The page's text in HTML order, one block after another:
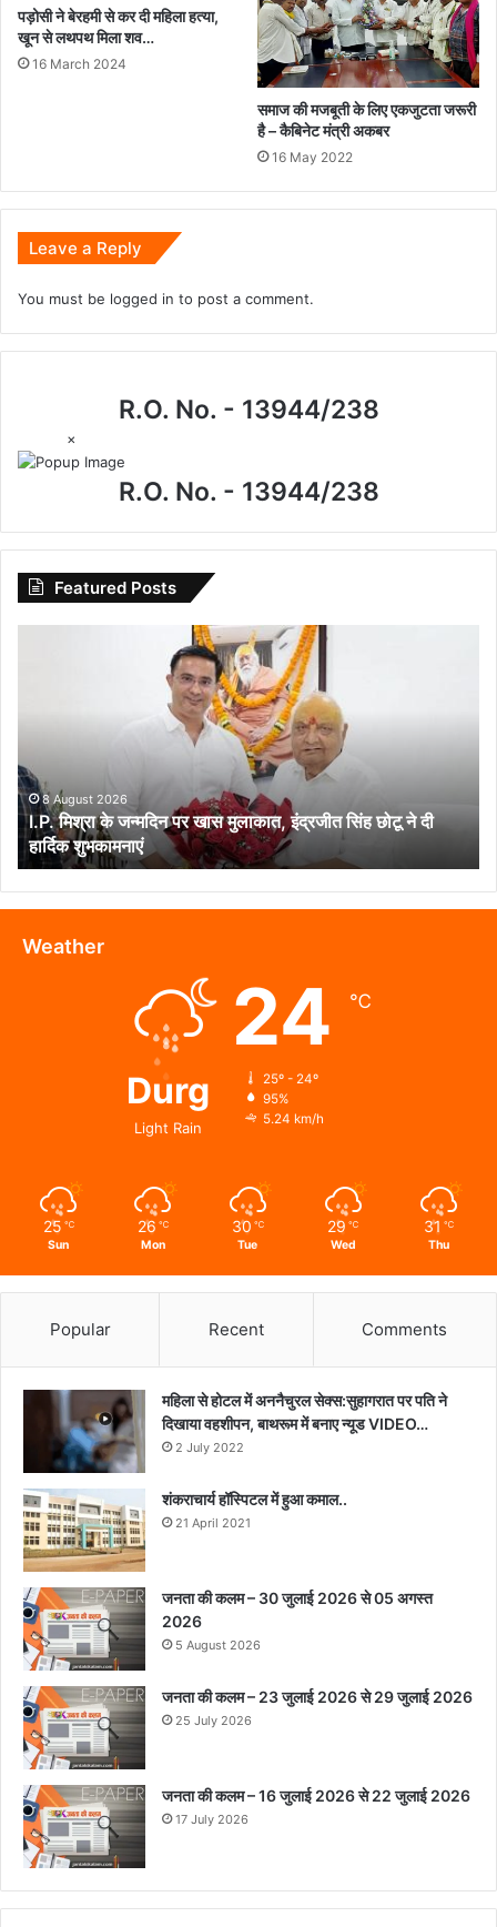
पड़ोसी ने बेरहमी से कर दी महिला हत्या,
खून से लथपथ मिला शव…
16 March 2024
समाज की मजबूती के लिए एकजुटता जरूरी
है – कैबिनेट मंत्री अकबर
16 May 2022
Leave a Reply
You must be logged in to post a comment.
R.O. No. - 13944/238
×
R.O. No. - 13944/238
Featured Posts
मुलाकात,
इंद्रजीत
सिंह
छोटू
ने
दी
हार्दिक
शुभकामनाएं
8 August 2026
I.P. मिश्रा के जन्मदिन पर खास मुलाकात, इंद्रजीत सिंह छोटू ने दी
हार्दिक शुभकामनाएं
Weather
Durg
Light Rain
24 ℃
25º - 24º
95%
5.24 km/h
25 ℃
Sun
26 ℃
Mon
30 ℃
Tue
29 ℃
Wed
31 ℃
Thu
Popular Recent Comments
महिला से होटल में अननैचुरल सेक्स:सुहागरात पर पति ने
दिखाया वहशीपन, बाथरूम में बनाए न्यूड VIDEO…
2 July 2022
शंकराचार्य हॉस्पिटल में हुआ कमाल..
21 April 2021
जनता की कलम – 30 जुलाई 2026 से 05 अगस्त
2026
5 August 2026
जनता की कलम – 23 जुलाई 2026 से 29 जुलाई 2026
25 July 2026
जनता की कलम – 16 जुलाई 2026 से 22 जुलाई 2026
17 July 2026